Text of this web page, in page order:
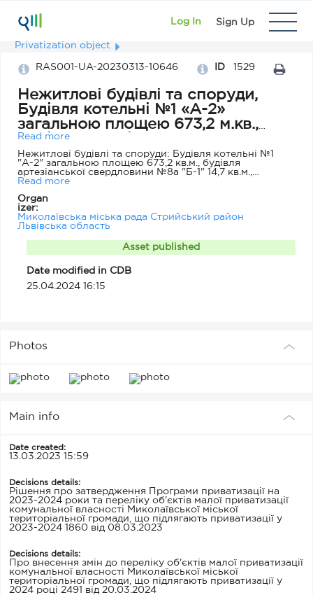
Log In Sign Up
Privatization object
RAS001-UA-20230313-10646 ID 1529
Нежитлові будівлі та споруди,
Будівля котельні №1 «А-2»
загальною площею 673,2 м.кв.,
Будівля артезіанської
свердловини №8а, «Б-1» площею
14,7 м.кв., Резервуар технічної
води «№4», Артезіанська
свердловина №8а «№5»,
розташовані за адресою:
Львівська область, Стрийський
район, сщ.Липівка, вул.
Шевченка,19
Read more
Нежитлові будівлі та споруди: Будівля котельні №1
"А-2" загальною площею 673,2 кв.м., будівля
артезіанської свердловини №8а "Б-1" 14,7 кв.м.,
Резервуар технічної води №4, Артезіанська
Стрийський район, сщ.Липівка, вул. Шевченка,19.
Опис: Будівля котельні №1 - Рік побудови 1975;
Фундамент - бетон; Стіни - цегла; Покрівля - толь;
Перекриття - з/бетон; Підлога-бетон; Будівля
Фундамент - бетон; Стіни - цегла; Покрівля - толь;
Перекриття - з/бетон; Підлога-бетон; Резервуар
бетон; Стіни - з/бетон; Покрівля - толь; Перекриття -
з/бетон; Підлога-з/бетон. Артезіанська свердловина -
1989 Матеріал - металеві труби.
Read more
Organ
izer:
Миколаївська міська рада Стрийський район
Львівська область
Asset published
Date modified in CDB
25.04.2024 16:15
Photos
Main info
Date created:
13.03.2023 15:59
Decisions details:
Рішення про затвердження Програми приватизації на
2023-2024 роки та переліку об'єктів малої приватизації
комунальної власності Миколаївської міської
територіальної громади, що підлягають приватизації у
2023-2024 1860 від 08.03.2023
Decisions details:
Про внесення змін до переліку об'єктів малої приватизації
комунальної власності Миколаївської міської
територіальної громади, що підлягають приватизації у
2024 році 2491 від 20.03.2024